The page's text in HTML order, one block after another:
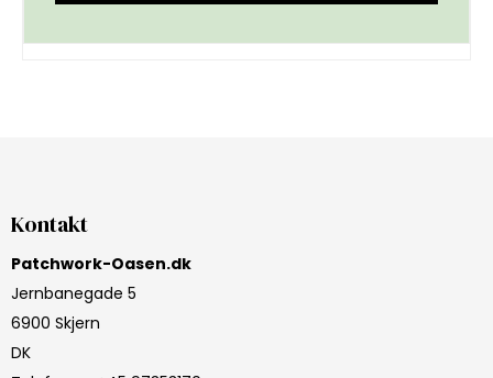
Kontakt
Patchwork-Oasen.dk
Jernbanegade 5
6900 Skjern
DK